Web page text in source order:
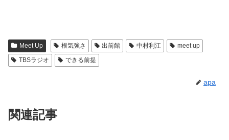
Meet Up 根気強さ 出前館 中村利江
meet up
TBSラジオ
できる前提
apa
関連記事